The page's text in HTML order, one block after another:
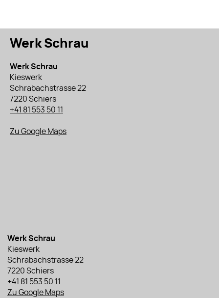
Werk Schrau
Werk Schrau
Kieswerk
Schrabachstrasse 22
7220 Schiers
+41 81 553 50 11
Zu Google Maps
Werk Schrau
Kieswerk
Schrabachstrasse 22
7220 Schiers
+41 81 553 50 11
Zu Google Maps